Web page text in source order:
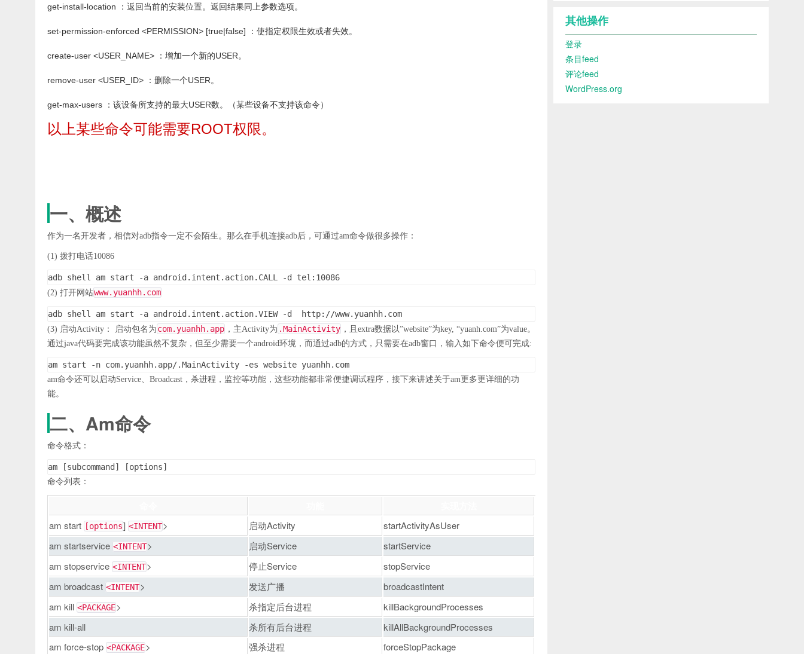
get-install-location ：返回当前的安装位置。返回结果同上参数选项。
set-permission-enforced <PERMISSION> [true|false] ：使指定权限生效或者失效。
create-user <USER_NAME> ：增加一个新的USER。
remove-user <USER_ID> ：删除一个USER。
get-max-users ：该设备所支持的最大USER数。（某些设备不支持该命令）
以上某些命令可能需要ROOT权限。
一、概述
作为一名开发者，相信对adb指令一定不会陌生。那么在手机连接adb后，可通过am命令做很多操作：
(1) 拨打电话10086
adb shell am start -a android.intent.action.CALL -d tel:10086
(2) 打开网站www.yuanhh.com
adb shell am start -a android.intent.action.VIEW -d  http://www.yuanhh.com
(3) 启动Activity： 启动包名为 com.yuanhh.app ，主Activity为 .MainActivity ，且extra数据以”website”为key, “yuanh.com”为value。
通过java代码要完成该功能虽然不复杂，但至少需要一个android环境，而通过adb的方式，只需要在adb窗口，输入如下命令便可完成:
am start -n com.yuanhh.app/.MainActivity -es website yuanhh.com
am命令还可以启动Service、Broadcast，杀进程，监控等功能，这些功能都非常便捷调试程序，接下来讲述关于am更多更详细的功
能。
二、Am命令
命令格式：
am [subcommand] [options]
命令列表：
am start [options] <INTENT> 启动Activity
startActivityAsUser
am startservice <INTENT> 启动Service
startService
am stopservice <INTENT> 停止Service
stopService
am broadcast <INTENT> 发送广播
broadcastIntent
am kill <PACKAGE> 杀指定后台进程
killBackgroundProcesses
am kill-all
杀所有后台进程
killAllBackgroundProcesses
am force-stop <PACKAGE> 强杀进程 forceStopPackage
其他操作
登录
条目feed
评论feed
WordPress.org